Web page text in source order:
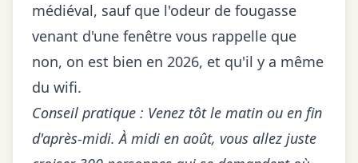
médiéval, sauf que l'odeur de fougasse
venant d'une fenêtre vous rappelle que
non, on est bien en 2026, et qu'il y a même
du wifi.
Conseil pratique : Venez tôt le matin ou en fin
d'après-midi. À midi en août, vous allez juste